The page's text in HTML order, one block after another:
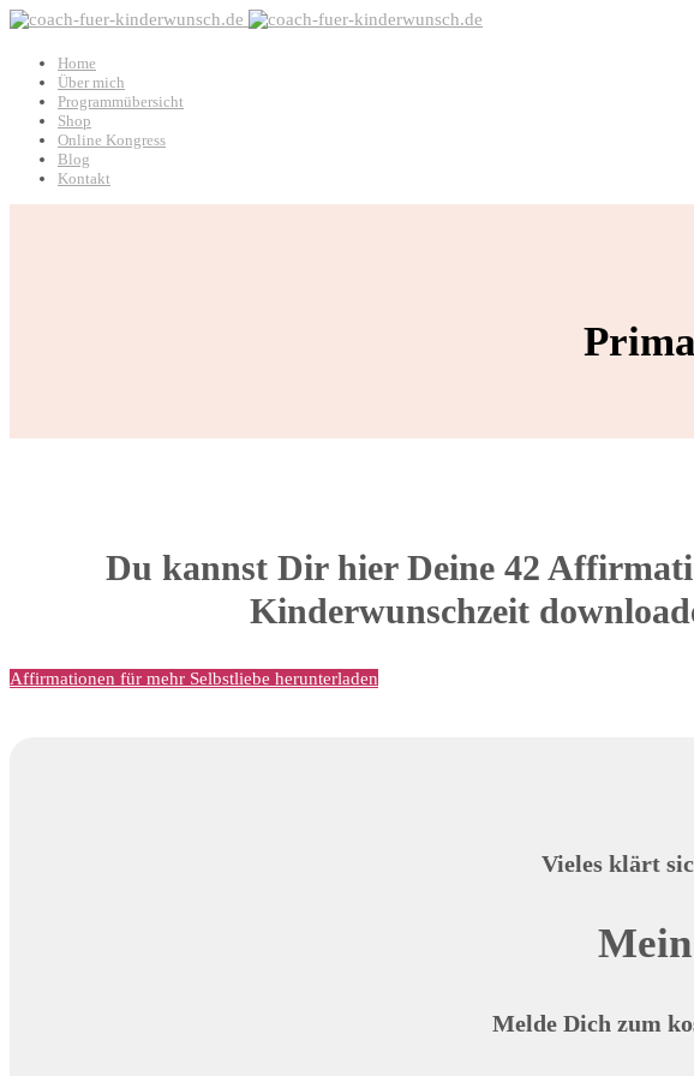
Home
Über mich
Programmübersicht
Shop
Online Kongress
Blog
Kontakt
Du kannst Dir hier Deine 42
Kinderwunschzeit
Affirmationen für mehr Selbstliebe herunterladen
Vieles klärt
Melde Dich zum